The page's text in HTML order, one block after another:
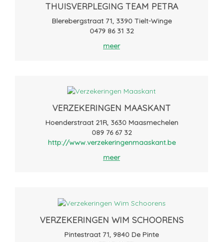
THUISVERPLEGING TEAM PETRA
Blerebergstraat 71, 3390 Tielt-Winge
0479 86 31 32
meer
VERZEKERINGEN MAASKANT
Hoenderstraat 21R, 3630 Maasmechelen
089 76 67 32
http://www.verzekeringenmaaskant.be
meer
VERZEKERINGEN WIM SCHOORENS
Pintestraat 71, 9840 De Pinte